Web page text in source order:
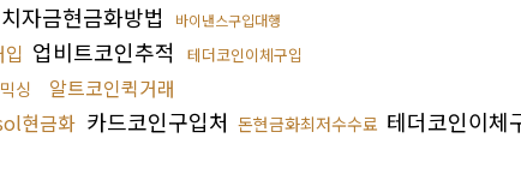
자금현금화방법 바이낸스구입대행
업비트코인추적 테더코인이체구입
싱
알트코인퀵거래
현금화 카드코인구입처 돈현금화최저수수료 테더코인이체